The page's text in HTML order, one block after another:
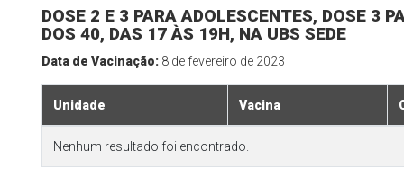
DOSE 2 E 3 PARA ADOLESCENTES, DOSE 3
DOS 40, DAS 17 ÀS 19H, NA UBS SEDE
Data de Vacinação: 8 de fevereiro de 2023
Unidade Vacina
Nenhum resultado foi encontrado.